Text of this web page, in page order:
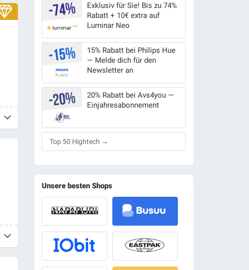
Exklusiv für Sie! Bis zu 74%
Rabatt + 10€ extra auf
Luminar Neo
15% Rabatt bei Philips Hue
— Melde dich für den
Newsletter an
20% Rabatt bei Avs4you —
Einjahresabonnement
Top 50 Hightech →
Unsere besten Shops